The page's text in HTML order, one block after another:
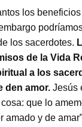
los
los sacerdotes.
de la Vida
a los
den amor. Jesús
que lo
y de